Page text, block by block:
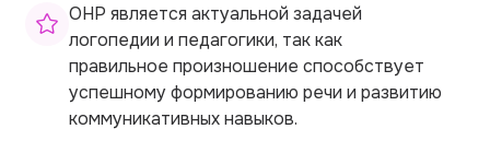
ОНР является актуальной задачей
логопедии и педагогики, так как
правильное произношение способствует
успешному формированию речи и развитию
коммуникативных навыков.